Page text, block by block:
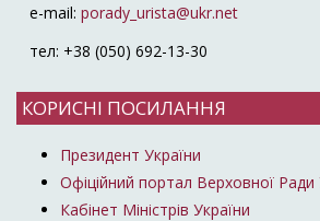
e-mail: porady_urista@ukr.net
тел: +38 (050) 692-13-30
КОРИСНІ ПОСИЛАННЯ
Президент України
Офіційний портал Верховної Ради
Кабінет Міністрів України